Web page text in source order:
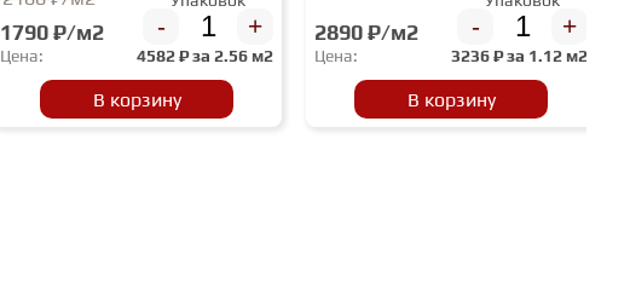
1790 ₽/м2 - +
Цена: 4582₽ за 2.56 м2
В корзину
2890 ₽/м2 - +
Цена: 3236₽ за 1.12 м2
В корзину